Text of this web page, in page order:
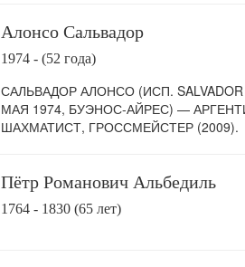
Алонсо Сальвадор
1974 - (52 года)
САЛЬВАДОР АЛОНСО (ИСП. SALVADOR
МАЯ 1974, БУЭНОС-АЙРЕС) —
ШАХМАТИСТ, ГРОССМЕЙСТЕР (2009).
Пётр Романович Альбедиль
1764 - 1830 (65 лет)